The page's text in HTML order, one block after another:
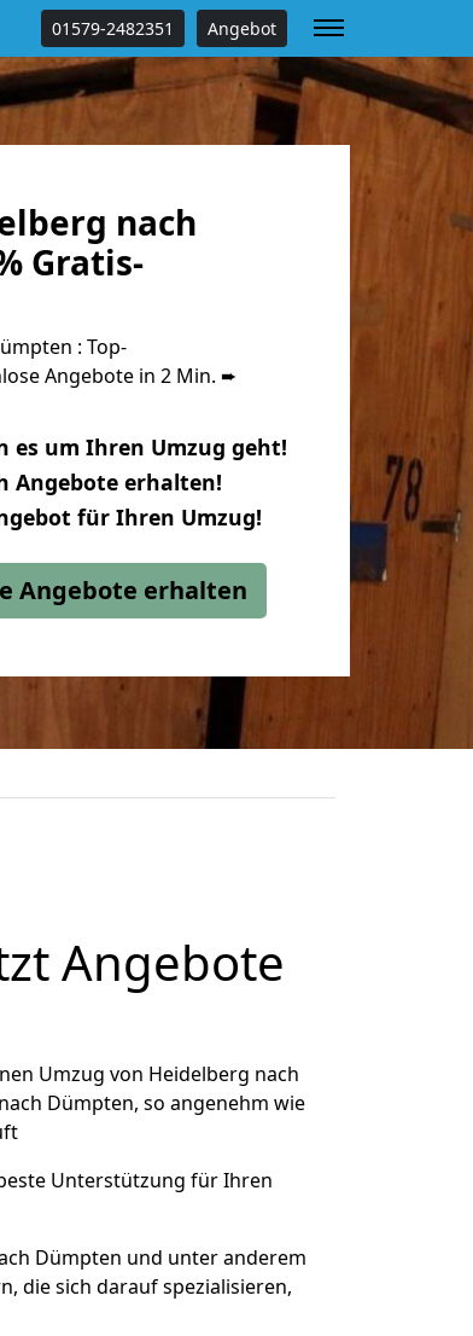
01579-2482351 Angebot
nach
Gratis-
: Top-
Angebote in 2 Min. ➨
es um Ihren Umzug geht!
Angebote erhalten!
für Ihren Umzug!
Angebote erhalten
Angebote
Umzug von Heidelberg nach
Dümpten, so angenehm wie
Unterstützung für Ihren
Dümpten und unter anderem
die sich darauf spezialisieren,